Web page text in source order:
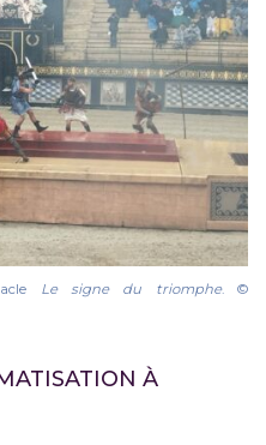
Le signe du triomphe. ©
À